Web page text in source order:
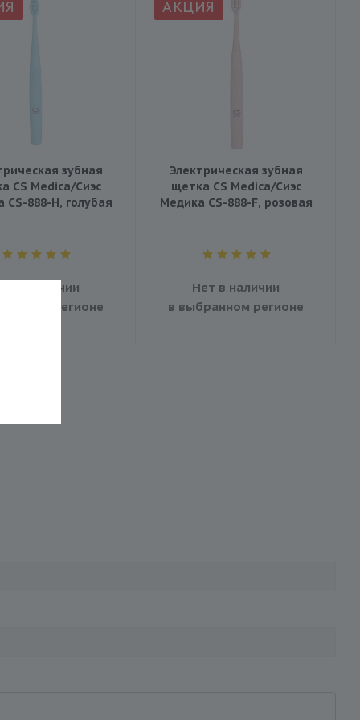
зубная
CS Medica/Сиэс
CS-888-H, голубая
Нет в наличии
регионе
АКЦИЯ
Электрическая зубная
щетка CS Medica/Сиэс
Медика CS-888-F, розовая
Нет в наличии
в выбранном регионе